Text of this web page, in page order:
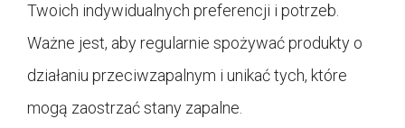
Twoich indywidualnych preferencji i potrzeb.
Ważne jest, aby regularnie spożywać produkty o
działaniu przeciwzapalnym i unikać tych, które
mogą zaostrzać stany zapalne.